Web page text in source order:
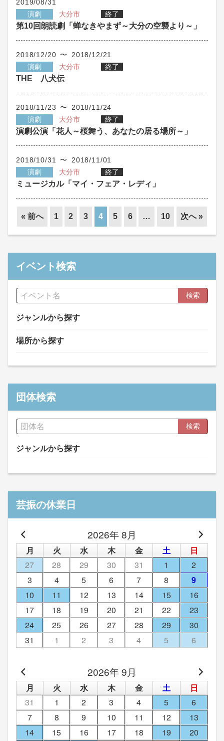
2019/08/31
演劇
大分市 終了
第10回朗読劇「蝉なきやまず～大分の空襲より～」
2018/12/20 〜 2018/12/21
演劇
大分市 終了
THE 八犬伝
2018/11/23 〜 2018/11/24
演劇
大分市 終了
演劇公演「花人～桜舞う、あなたの居る場所～」
2018/10/31 〜 2018/11/01
演劇
大分市 終了
ミュージカル「マイ・フェア・レディ」
« 前へ 1 2 3 4 5 6 … 10 次へ »
イベント検索
検索
ジャンルから探す
場所から探す
団体検索
検索
ジャンルから探す
芸振の休業日
2026年 8月
月 火 水 木 金 土
日
27
28 29 30 31 1
2
3
4 5 6 7 8
9
10
11 12 13 14 15
16
17
18 19 20 21 22
23
24
25 26 27 28 29
30
31
1 2 3 4 5 6
2026年 9月
月 火 水 木 金 土
日
31
1 2 3 4 5
6
7
8 9 10 11 12
13
14
15 16 17 18 19
20